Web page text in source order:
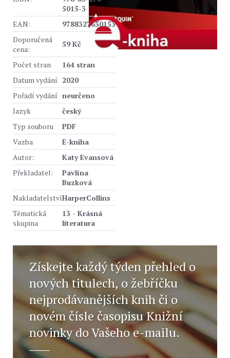
5015-3
EAN:
9788327650153
Doporučená
cena:
59 Kč
Počet stran
164 stran
Datum vydání 2020
Pořadí vydání neurčeno
Jazyk
český
Typ souboru
PDF
Vazba
E-kniha
Autor:
Katy Evansová
Překladatel:
Pavlína
Buzková
NakladatelstvíHarperCollins
Tématická
skupina
13 - Krásná
literatura
Získejte každý týden přehled o
nových titulech, o žebříčku
nejprodávanějších knih či o
novém čísle časopisu Knižní
novinky do Vašeho e-mailu.